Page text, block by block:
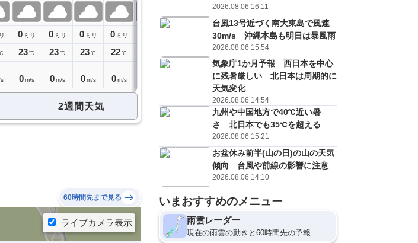
0 ミリ
23℃
0 m/s
0 ミリ
23℃
0 m/s
0 ミリ
23℃
0 m/s
0 ミリ
22℃
0 m/s
ミリ
24
m/s
0 ミリ
26
1m/s
0 ミリ
28
m/s
0 ミリ
1m/s
0ミリ
2m/s
2週間天気
60時間先まで見る
2026.08.06 16:11
台風13号近づく南大東島で風速
30m/s 沖縄本島も明日は暴風雨
2026.08.06 15:54
気象庁1か月予報 西日本を中心
に残暑厳しい 北日本は周期的に
天気変化
2026.08.06 14:54
九州や中国地方で40℃近い暑
さ 北日本でも35℃を超える
2026.08.06 15:21
お盆休み前半(山の日)の山の天気
傾向 台風や前線の影響に注意
2026.08.06 14:10
いまおすすめのメニュー
雨雲レーダー
現在の雨雲の動きと60時間先の予報